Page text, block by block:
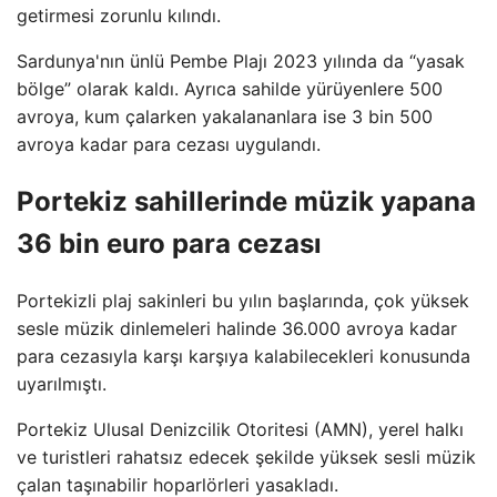
getirmesi zorunlu kılındı.
Sardunya'nın ünlü Pembe Plajı 2023 yılında da “yasak
bölge” olarak kaldı. Ayrıca sahilde yürüyenlere 500
avroya, kum çalarken yakalananlara ise 3 bin 500
avroya kadar para cezası uygulandı.
Portekiz sahillerinde müzik yapana
36 bin euro para cezası
Portekizli plaj sakinleri bu yılın başlarında, çok yüksek
sesle müzik dinlemeleri halinde 36.000 avroya kadar
para cezasıyla karşı karşıya kalabilecekleri konusunda
uyarılmıştı.
Portekiz Ulusal Denizcilik Otoritesi (AMN), yerel halkı
ve turistleri rahatsız edecek şekilde yüksek sesli müzik
çalan taşınabilir hoparlörleri yasakladı.